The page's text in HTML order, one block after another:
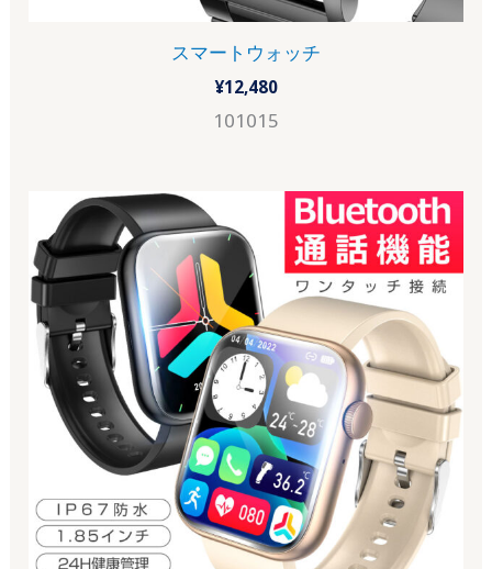
スマートウォッチ
¥12,480
101015